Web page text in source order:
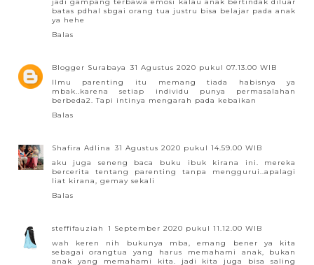
batas pdhal sbgai orang tua justru bisa belajar pada anak
ya hehe
Balas
Blogger Surabaya
31 Agustus 2020 pukul 07.13.00 WIB
Ilmu parenting itu memang tiada habisnya ya
mbak..karena setiap individu punya permasalahan
berbeda2. Tapi intinya mengarah pada kebaikan
Balas
Shafira Adlina
31 Agustus 2020 pukul 14.59.00 WIB
aku juga seneng baca buku ibuk kirana ini. mereka
bercerita tentang parenting tanpa menggurui..apalagi
liat kirana, gemay sekali
Balas
steffifauziah
1 September 2020 pukul 11.12.00 WIB
wah keren nih bukunya mba, emang bener ya kita
sebagai orangtua yang harus memahami anak, bukan
anak yang memahami kita. jadi kita juga bisa saling